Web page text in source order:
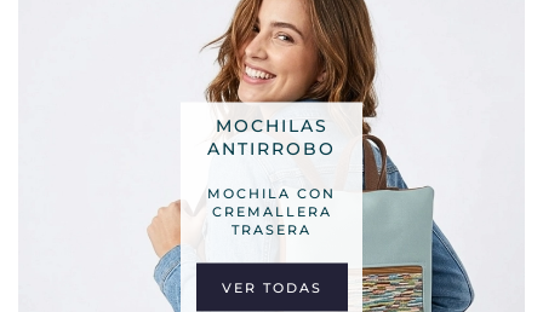
MOCHILAS
ANTIRROBO
MOCHILA CON
CREMALLERA
TRASERA
VER TODAS